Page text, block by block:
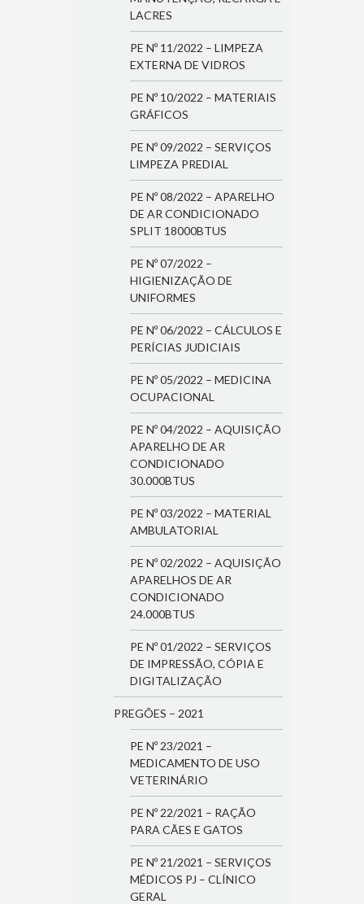
LACRES
PE Nº 11/2022 – LIMPEZA
EXTERNA DE VIDROS
PE Nº 10/2022 – MATERIAIS
GRÁFICOS
PE Nº 09/2022 – SERVIÇOS
LIMPEZA PREDIAL
PE Nº 08/2022 – APARELHO
DE AR CONDICIONADO
SPLIT 18000BTUS
PE Nº 07/2022 –
HIGIENIZAÇÃO DE
UNIFORMES
PE Nº 06/2022 – CÁLCULOS E
PERÍCIAS JUDICIAIS
PE Nº 05/2022 – MEDICINA
OCUPACIONAL
PE Nº 04/2022 – AQUISIÇÃO
APARELHO DE AR
CONDICIONADO
30.000BTUS
PE Nº 03/2022 – MATERIAL
AMBULATORIAL
PE Nº 02/2022 – AQUISIÇÃO
APARELHOS DE AR
CONDICIONADO
24.000BTUS
PE Nº 01/2022 – SERVIÇOS
DE IMPRESSÃO, CÓPIA E
DIGITALIZAÇÃO
PREGÕES – 2021
PE Nº 23/2021 –
MEDICAMENTO DE USO
VETERINÁRIO
PE Nº 22/2021 – RAÇÃO
PARA CÃES E GATOS
PE Nº 21/2021 – SERVIÇOS
MÉDICOS PJ – CLÍNICO
GERAL